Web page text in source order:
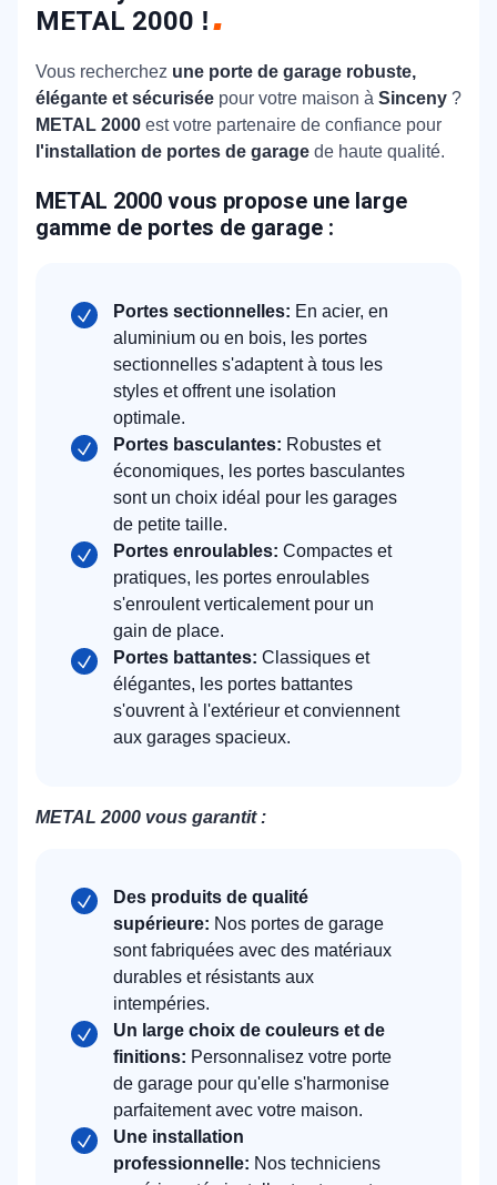
METAL 2000 !
Vous recherchez une porte de garage robuste,
élégante et sécurisée pour votre maison à Sinceny ?
METAL 2000 est votre partenaire de confiance pour
l'installation de portes de garage de haute qualité.
METAL 2000 vous propose une large
gamme de portes de garage :
Portes sectionnelles: En acier, en
aluminium ou en bois, les portes
sectionnelles s'adaptent à tous les
styles et offrent une isolation
optimale.
Portes basculantes: Robustes et
économiques, les portes basculantes
sont un choix idéal pour les garages
de petite taille.
Portes enroulables: Compactes et
pratiques, les portes enroulables
s'enroulent verticalement pour un
gain de place.
Portes battantes: Classiques et
élégantes, les portes battantes
s'ouvrent à l'extérieur et conviennent
aux garages spacieux.
METAL 2000 vous garantit :
Des produits de qualité
supérieure: Nos portes de garage
sont fabriquées avec des matériaux
durables et résistants aux
intempéries.
Un large choix de couleurs et de
finitions: Personnalisez votre porte
de garage pour qu'elle s'harmonise
parfaitement avec votre maison.
Une installation
professionnelle: Nos techniciens